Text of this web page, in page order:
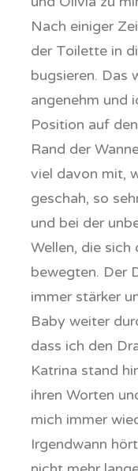
Nach einiger
der Toilette in
bugsieren. Das
angenehm und
Position auf
Rand der
viel davon mit,
geschah, so
und bei der
Wellen, die sich
bewegten. Der
immer stärker
Baby weiter
dass ich den
Katrina stand
ihren Worten
mich immer
Irgendwann